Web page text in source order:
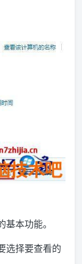
本功能。
选择要查看的